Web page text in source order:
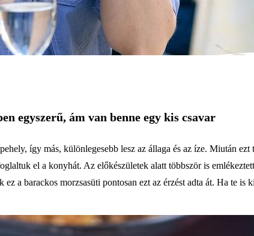
egyszerű, ám van benne egy kis csavar
így más, különlegesebb lesz az állaga és az íze. Miután
el a konyhát. Az előkészületek alatt többször is
a barackos morzsasüti pontosan ezt az érzést adta át. Ha te is